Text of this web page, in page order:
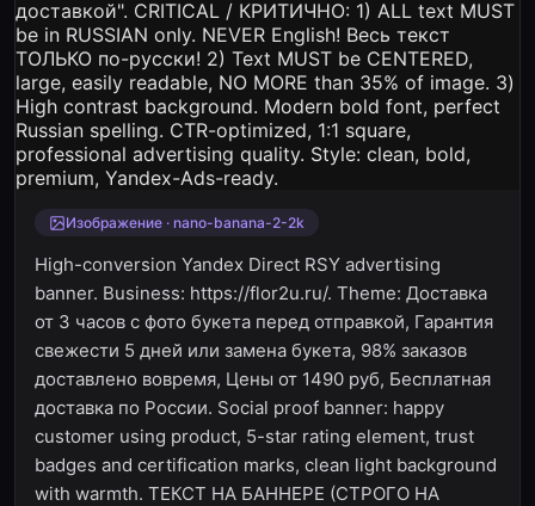
Изображение · nano-banana-2-2k
High-conversion Yandex Direct RSY advertising
banner. Business: https://flor2u.ru/. Theme: Доставка
от 3 часов с фото букета перед отправкой, Гарантия
свежести 5 дней или замена букета, 98% заказов
доставлено вовремя, Цены от 1490 руб, Бесплатная
доставка по России. Social proof banner: happy
customer using product, 5-star rating element, trust
badges and certification marks, clean light background
with warmth. ТЕКСТ НА БАННЕРЕ (СТРОГО НА